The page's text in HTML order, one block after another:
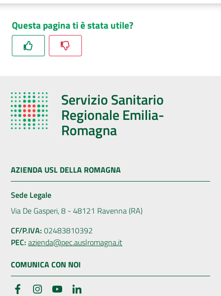
Questa pagina ti è stata utile?
Servizio Sanitario
Regionale Emilia-
Romagna
AZIENDA USL DELLA ROMAGNA
Sede Legale
Via De Gasperi, 8 - 48121 Ravenna (RA)
CF/P.IVA: 02483810392
PEC: azienda@pec.auslromagna.it
COMUNICA CON NOI
FacebookInstagramYouTube